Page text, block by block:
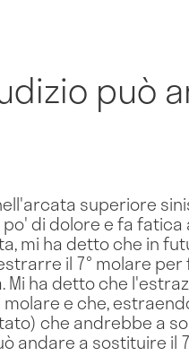
può
superiore
di dolore e fa
mi ha detto che in
il 7° molare
ha detto che
molare e che,
che andrebbe a
andare a sostituire il